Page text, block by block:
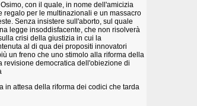
con il quale, in nome dell'amicizia
regalo per le multinazionali e un massacro
Senza insistere sull'aborto, sul quale
legge insoddisfacente, che non risolverà
crisi della giustizia in cui la
al di qua dei propositi innovatori
un freno che uno stimolo alla riforma della
revisione democratica dell'obiezione di
in attesa della riforma dei codici che tarda